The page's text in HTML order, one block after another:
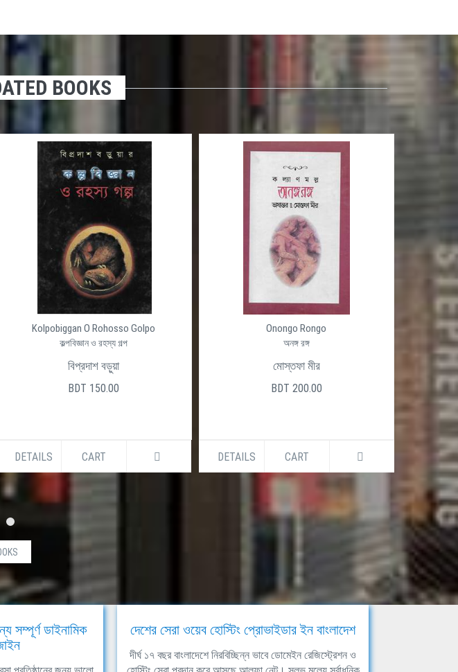
BOOKS
Kolpobiggan O Rohosso Golpo
কল্পবিজ্ঞান ও রহস্য গল্প
বিপ্রদাশ বড়ুয়া
BDT 150.00
DETAILS CART
Onongo Rongo
অনঙ্গ রঙ্গ
মোস্তফা মীর
BDT 200.00
DETAILS CART DETAILS
সম্পূর্ণ ডাইনামিক
দেশের সেরা ওয়েব হোস্টিং প্রোভাইডার ইন বাংলাদেশ
দীর্ঘ ১৭ বছর বাংলাদেশে নিরবিচ্ছিন্ন ভাবে ডোমেইন রেজিস্ট্রেশন ও